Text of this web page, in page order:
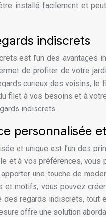
installé facilement et
indiscrets
est l’un des avantages
de profiter de votre
curieux des voisins,
filet à vos besoins et à
indiscrets.
personnalisée
et unique est l’un des
et à vos préférences,
une touche de
motifs, vous pouvez
des regards indiscrets,
offre une solution